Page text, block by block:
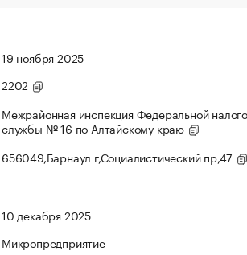
19 ноября 2025
2202
Межрайонная инспекция Федеральной
службы № 16 по Алтайскому краю
656049,Барнаул г,Социалистический пр,47
10 декабря 2025
Микропредприятие